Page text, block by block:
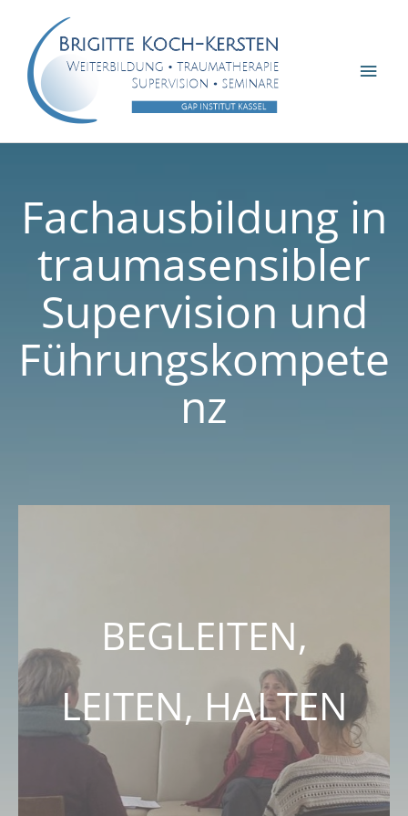
springen
Fachausbildung in
traumasensibler
Supervision und
Führungskompete
nz
BEGLEITEN,
LEITEN, HALTEN